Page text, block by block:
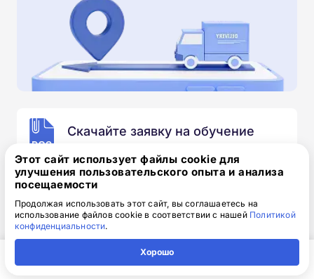
Скачайте заявку на обучение
Скачайте шаблон, заполните и отправьте по
электронной почте
Обязательно укажите контактный номер телефон.
Наш специалист свяжется с вами и утонит все
детали.
Этот сайт использует файлы cookie для
улучшения пользовательского опыта и анализа
посещаемости
Продолжая использовать этот сайт, вы соглашаетесь на
использование файлов cookie в соответствии с нашей Политикой
конфиденциальности.
Хорошо